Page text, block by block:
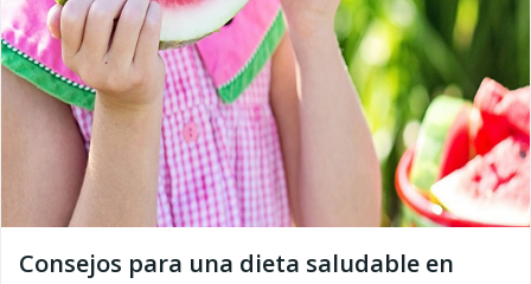
Consejos para una dieta saludable en